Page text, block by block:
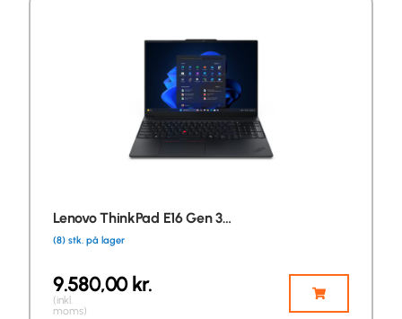
Lenovo ThinkPad E16 Gen 3…
(8) stk. på lager
9.580,00kr.
(inkl.
moms)